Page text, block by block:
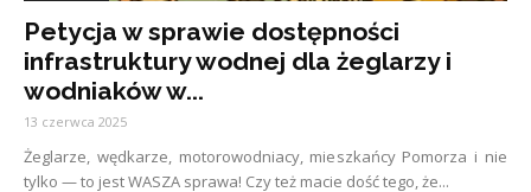
Petycja w sprawie dostępności
infrastruktury wodnej dla żeglarzy i
wodniaków w...
13 czerwca 2025
Żeglarze, wędkarze, motorowodniacy, mieszkańcy Pomorza i nie
tylko — to jest WASZA sprawa! Czy też macie dość tego, że...